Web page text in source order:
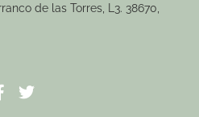
de las Torres, L3. 38670,